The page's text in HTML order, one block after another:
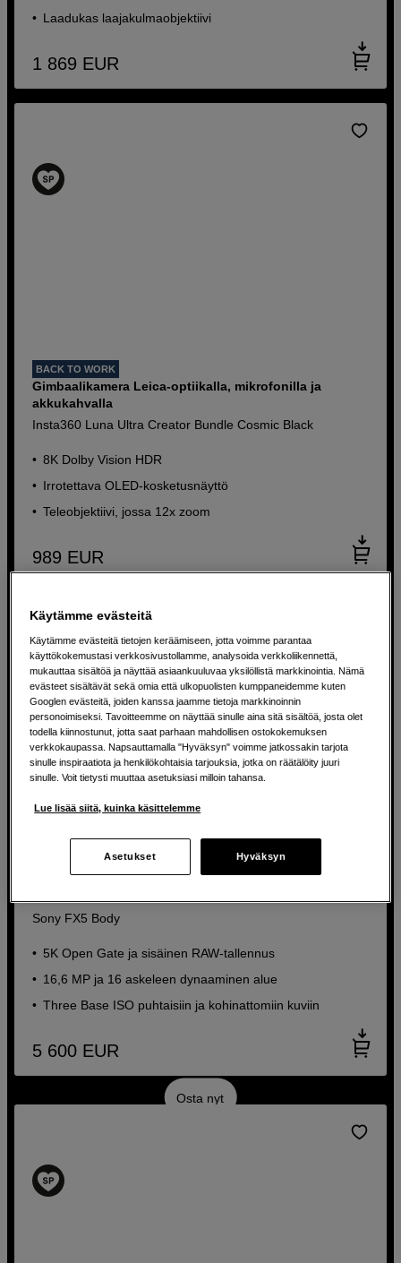
Laadukas laajakulmaobjektiivi
1 869 EUR
BACK TO WORK
Gimbaalikamera Leica-optiikalla, mikrofonilla ja
akkukahvalla
Insta360 Luna Ultra Creator Bundle Cosmic Black
8K Dolby Vision HDR
Irrotettava OLED-kosketusnäyttö
Teleobjektiivi, jossa 12x zoom
989 EUR
UUTUUS
200 € ALENNUSTA OBJEKTIIVISTA
Cinema Line - täyden kennon kamera ammattimaiseen
Sony FX5 Body
5K Open Gate ja sisäinen RAW-tallennus
16,6 MP ja 16 askeleen dynaaminen alue
Three Base ISO puhtaisiin ja kohinattomiin kuviin
5 600 EUR
Osta nyt
Käytämme evästeitä
Käytämme evästeitä tietojen keräämiseen, jotta voimme parantaa
käyttökokemustasi verkkosivustollamme, analysoida verkkoliikennettä,
mukauttaa sisältöä ja näyttää asiaankuuluvaa yksilöllistä markkinointia. Nämä
evästeet sisältävät sekä omia että ulkopuolisten kumppaneidemme kuten
Googlen evästeitä, joiden kanssa jaamme tietoja markkinoinnin
personoimiseksi. Tavoitteemme on näyttää sinulle aina sitä sisältöä, josta olet
todella kiinnostunut, jotta saat parhaan mahdollisen ostokokemuksen
verkkokaupassa. Napsauttamalla "Hyväksyn" voimme jatkossakin tarjota
sinulle inspiraatiota ja henkilökohtaisia tarjouksia, jotka on räätälöity juuri
sinulle. Voit tietysti muuttaa asetuksiasi milloin tahansa.
Lue lisää siitä, kuinka käsittelemme
Asetukset Hyväksyn